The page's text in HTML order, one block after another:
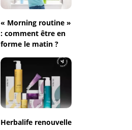
« Morning routine »
: comment être en
forme le matin ?
Herbalife renouvelle